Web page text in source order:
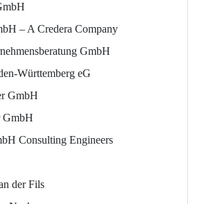
– A Credera Company
GmbH
Württemberg eG
GmbH
GmbH
Consulting Engineers
der Fils